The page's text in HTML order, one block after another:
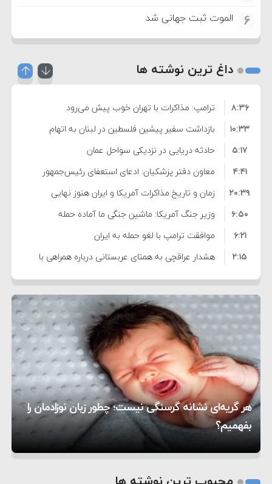
6 الموت ثبت جهانی شد
داغ ترین نوشته ها
ترامپ: مذاکرات با تهران خوب پیش می‌رود
۸:۳۶
بازداشت سفیر پیشین فلسطین در لبنان به اتهام
فساد و اختلاس اموال
۱۰:۳۳
حادثه دریایی در نزدیکی سواحل عمان
۵:۱۷
معاون دفتر پزشکیان: ادعای استعفای رئیس‌جمهور
واهی و کذب محض است
۴:۴۱
زمان و تاریخ مذاکرات آمریکا و ایران هنوز نهایی
نشده است
۲۰:۳۹
وزیر جنگ آمریکا: ماشین جنگی ما آماده حمله
نظامی علیه ایران است
۶:۵۰
موافقت ترامپ با لغو حمله به ایران
۶:۲۱
هشدار عراقچی به همتای عربستانی درباره همراهی با
آمریکا
۲:۱۵
مقام ارشد امنیتی: برنامه گسترده‌ای برای پاسخ به
دیوانگی آمریکا داریم
۷:۱۰
ترامپ دستور حملات جدید علیه ایران را صادر کرد
۵:۴۵
سپاه: دو نفتکش متخلف مورد اصابت قرار گرفته و
متوقف شدند
۱۲:۵۹
ترامپ مدعی توافق تاریخی برای خلع سلاح کامل
حماس شد
۸:۵۷
اعتراض عراقچی به همتای بلغارستانی به دلیل کمک
به آمریکا در حملات به ایران
۱۶:۱۹
کشورهایی که به متجاوزان کمک می کنند پاسخ
سختی خواهند گرفت
۱۰:۱۵
سنتکام پایان تجاوز جدید به ایران را اعلام کرد
۶:۰۵
هر گریه‌ای نشانه گرسنگی نیست؛ چطور زبان نوزادمان را
بفهمیم؟
تغذیه پدر می‌تواند بر سلامت نوزاد تأثیر بگذارد
روی دیگر زندگی
2